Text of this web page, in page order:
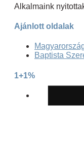
Alkalmaink
Ajánlott oldalak
Baptista
1+1%